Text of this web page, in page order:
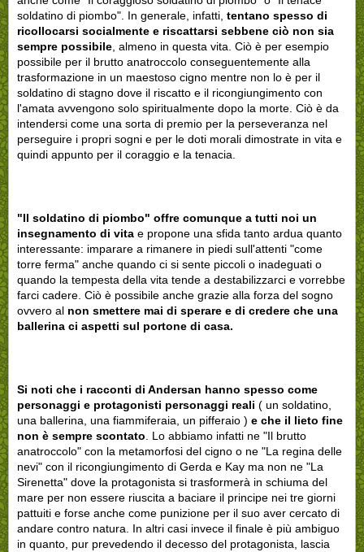
soldatino di piombo". In generale, infatti, tentano spesso di
ricollocarsi socialmente e riscattarsi sebbene ciò non sia
sempre possibile, almeno in questa vita. Ciò è per esempio
possibile per il brutto anatroccolo conseguentemente alla
trasformazione in un maestoso cigno mentre non lo è per il
soldatino di stagno dove il riscatto e il ricongiungimento con
l'amata avvengono solo spiritualmente dopo la morte. Ciò è da
intendersi come una sorta di premio per la perseveranza nel
perseguire i propri sogni e per le doti morali dimostrate in vita e
quindi appunto per il coraggio e la tenacia.
"Il soldatino di piombo" offre comunque a tutti noi un
insegnamento di vita e propone una sfida tanto ardua quanto
interessante: imparare a rimanere in piedi sull'attenti "come
torre ferma" anche quando ci si sente piccoli o inadeguati o
quando la tempesta della vita tende a destabilizzarci e vorrebbe
farci cadere. Ciò è possibile anche grazie alla forza del sogno
ovvero al non smettere mai di sperare e di credere che una
ballerina ci aspetti sul portone di casa.
Si noti che i racconti di Andersan hanno spesso come
personaggi e protagonisti personaggi reali ( un soldatino,
una ballerina, una fiammiferaia, un pifferaio ) e che il lieto fine
non è sempre scontato. Lo abbiamo infatti ne "Il brutto
anatroccolo" con la metamorfosi del cigno o ne "La regina delle
nevi" con il ricongiungimento di Gerda e Kay ma non ne "La
Sirenetta" dove la protagonista si trasformerà in schiuma del
mare per non essere riuscita a baciare il principe nei tre giorni
pattuiti e forse anche come punizione per il suo aver cercato di
andare contro natura. In altri casi invece il finale è più ambiguo
in quanto, pur prevedendo il decesso del protagonista, lascia